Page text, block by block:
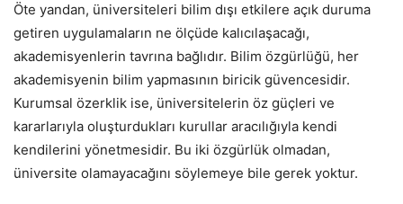
Öte yandan, üniversiteleri bilim dışı etkilere açık duruma
getiren uygulamaların ne ölçüde kalıcılaşacağı,
akademisyenlerin tavrına bağlıdır. Bilim özgürlüğü, her
akademisyenin bilim yapmasının biricik güvencesidir.
Kurumsal özerklik ise, üniversitelerin öz güçleri ve
kararlarıyla oluşturdukları kurullar aracılığıyla kendi
kendilerini yönetmesidir. Bu iki özgürlük olmadan,
üniversite olamayacağını söylemeye bile gerek yoktur.